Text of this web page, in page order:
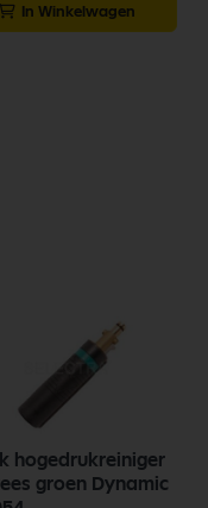
In Winkelwagen
hogedrukreiniger
groen Dynamic